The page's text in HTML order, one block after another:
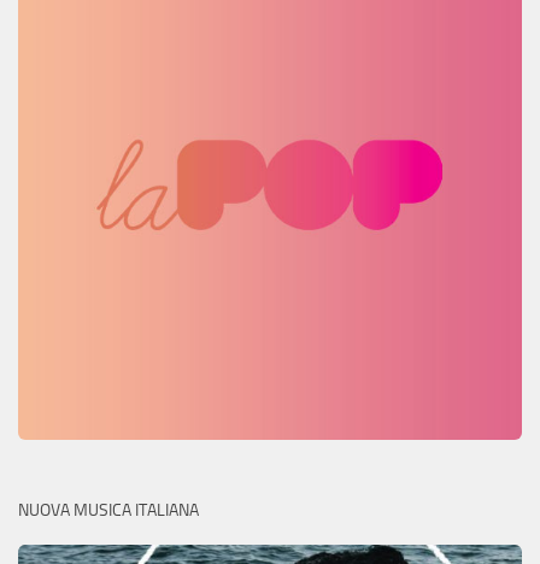
NUOVA MUSICA ITALIANA